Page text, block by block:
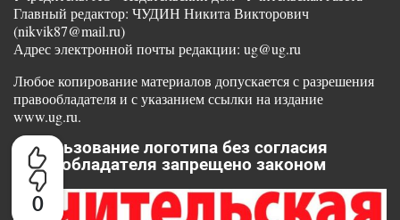
0
Главный редактор: ЧУДИН Никита Викторович
(nikvik87@mail.ru)
Адрес электронной почты редакции: ug@ug.ru
Любое копирование материалов допускается с разрешения
правообладателя и с указанием ссылки на издание
www.ug.ru.
Использование логотипа без согласия
правообладателя запрещено законом